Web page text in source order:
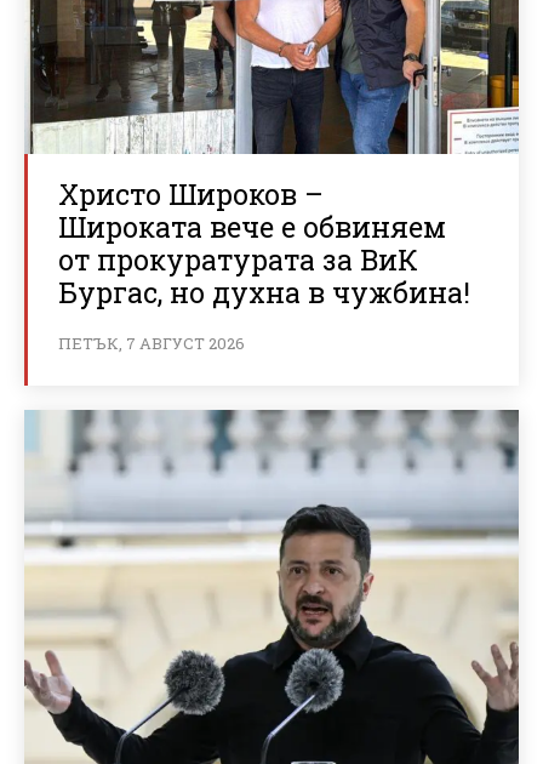
Христо Широков –
Широката вече е обвиняем
от прокуратурата за ВиК
Бургас, но духна в чужбина!
ПЕТЪК, 7 АВГУСТ 2026